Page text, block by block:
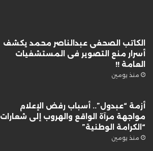
الكاتب الصحفى عبدالناصر محمد يكشف
أسرار منع التصوير فى المستشفيات
العامة !!
منذ يومين
أزمة “عبدول”.. أسباب رفض الإعلام
مواجهة مرآة الواقع والهروب إلى شعارات
“الكرامة الوطنية”
منذ يومين